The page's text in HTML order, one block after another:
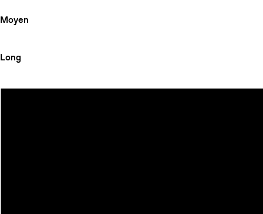
Moyen
Long